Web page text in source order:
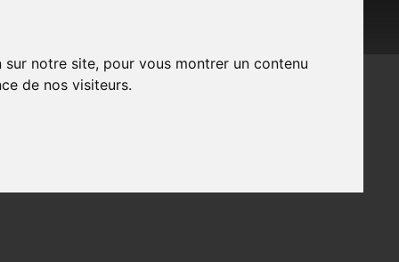
notre site, pour vous montrer un contenu
de nos visiteurs.